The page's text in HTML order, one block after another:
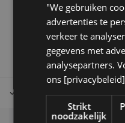
Tot 30 dagen retour sturen.
"We gebruiken
advertenties te
verkeer te
gegevens met
analysepartners.
ons
Strikt
noodzakelijk